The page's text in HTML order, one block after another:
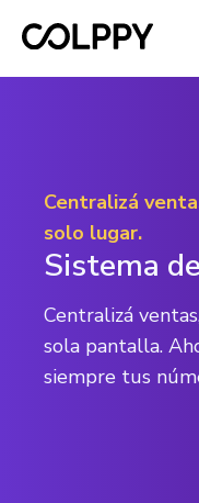
Centralizá
solo lugar.
Sistema
Centralizá
sola pantalla.
siempre tus